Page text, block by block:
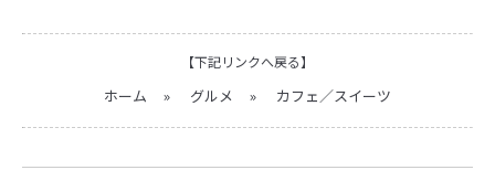
【下記リンクへ戻る】
ホーム » グルメ » カフェ／スイーツ